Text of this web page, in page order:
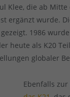
Klee, die ab
ergänzt wurde.
1986
heute als K20
globaler
Ebenfalls zur